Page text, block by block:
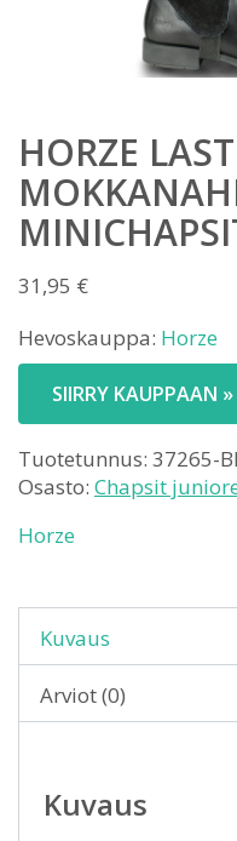
HORZE
31,95 €
Hevoskauppa: Horze
SIIRRY KAUPPAAN »
Tuotetunnus: 37265-
Osasto: Chapsit
Horze
Kuvaus
Arviot (0)
Kuvaus